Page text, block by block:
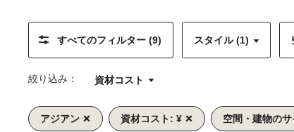
すべてのフィルター (9) スタイル (1)
絞り込み： 資材コスト
アジアン 資材コスト: ¥ 空間・建物の